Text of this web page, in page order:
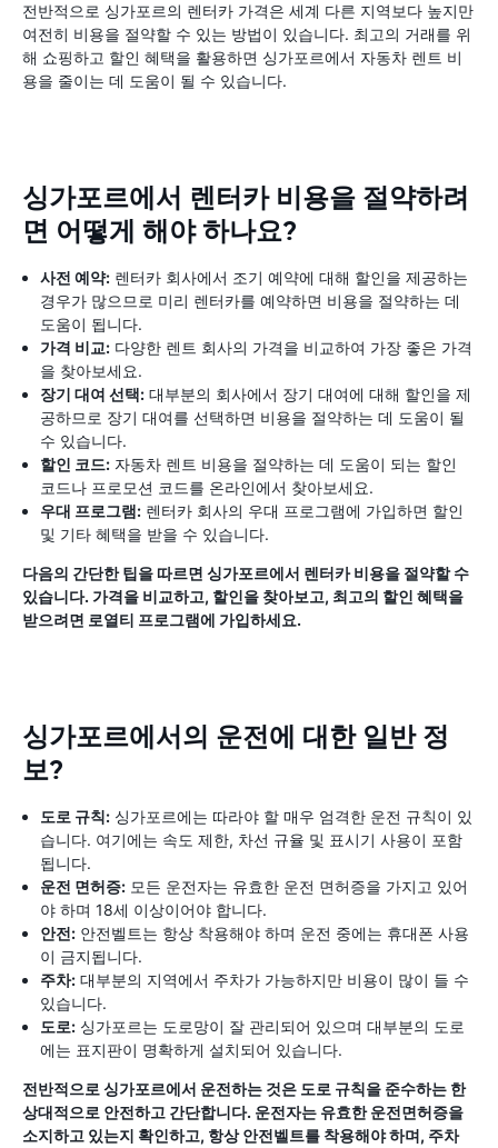
전반적으로 싱가포르의 렌터카 가격은 세계 다른 지역보다 높지만
여전히 비용을 절약할 수 있는 방법이 있습니다. 최고의 거래를 위
해 쇼핑하고 할인 혜택을 활용하면 싱가포르에서 자동차 렌트 비
용을 줄이는 데 도움이 될 수 있습니다.
싱가포르에서 렌터카 비용을 절약하려
면 어떻게 해야 하나요?
사전 예약: 렌터카 회사에서 조기 예약에 대해 할인을 제공하는
경우가 많으므로 미리 렌터카를 예약하면 비용을 절약하는 데
도움이 됩니다.
가격 비교: 다양한 렌트 회사의 가격을 비교하여 가장 좋은 가격
을 찾아보세요.
장기 대여 선택: 대부분의 회사에서 장기 대여에 대해 할인을 제
공하므로 장기 대여를 선택하면 비용을 절약하는 데 도움이 될
수 있습니다.
할인 코드: 자동차 렌트 비용을 절약하는 데 도움이 되는 할인
코드나 프로모션 코드를 온라인에서 찾아보세요.
우대 프로그램: 렌터카 회사의 우대 프로그램에 가입하면 할인
및 기타 혜택을 받을 수 있습니다.
다음의 간단한 팁을 따르면 싱가포르에서 렌터카 비용을 절약할 수
있습니다. 가격을 비교하고, 할인을 찾아보고, 최고의 할인 혜택을
받으려면 로열티 프로그램에 가입하세요.
싱가포르에서의 운전에 대한 일반 정
보?
도로 규칙: 싱가포르에는 따라야 할 매우 엄격한 운전 규칙이 있
습니다. 여기에는 속도 제한, 차선 규율 및 표시기 사용이 포함
됩니다.
운전 면허증: 모든 운전자는 유효한 운전 면허증을 가지고 있어
야 하며 18세 이상이어야 합니다.
안전: 안전벨트는 항상 착용해야 하며 운전 중에는 휴대폰 사용
이 금지됩니다.
주차: 대부분의 지역에서 주차가 가능하지만 비용이 많이 들 수
있습니다.
도로: 싱가포르는 도로망이 잘 관리되어 있으며 대부분의 도로
에는 표지판이 명확하게 설치되어 있습니다.
전반적으로 싱가포르에서 운전하는 것은 도로 규칙을 준수하는 한
상대적으로 안전하고 간단합니다. 운전자는 유효한 운전면허증을
소지하고 있는지 확인하고, 항상 안전벨트를 착용해야 하며, 주차